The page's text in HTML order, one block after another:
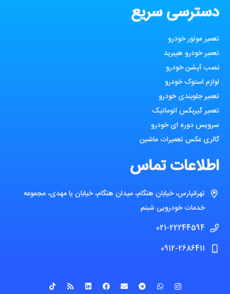
دسترسی سریع
تعمیر موتور خودرو
تعمیر خودرو هیبرید
نصب آپشن خودرو
لوازم استوک خودرو
تعمیر جلوبندی خودرو
تعمیر گیربکس اتوماتیک
سرویس دوره ای خودرو
گالری عکس تعمیرات ماشین
اطلاعات تماس
تهرانپارس، خیابان هنگام، میدان هنگام، خیابان یا مهدی، مجموعه
خدمات خودرویی شبنم
021-22244594
0912-2686411